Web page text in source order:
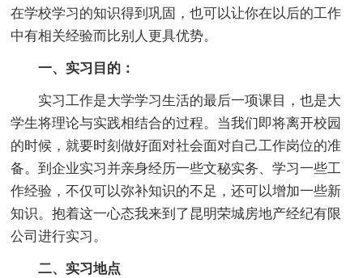
在学校学习的知识得到巩固，也可以让你在以后的工作
中有相关经验而比别人更具优势。
一、实习目的：
实习工作是大学学习生活的最后一项课目，也是大
学生将理论与实践相结合的过程。当我们即将离开校园
的时候，就要时刻做好面对社会面对自己工作岗位的准
备。到企业实习并亲身经历一些文秘实务、学习一些工
作经验，不仅可以弥补知识的不足，还可以增加一些新
知识。抱着这一心态我来到了昆明荣城房地产经纪有限
公司进行实习。
二、实习地点